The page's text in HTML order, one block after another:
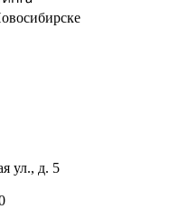
ул., д. 5